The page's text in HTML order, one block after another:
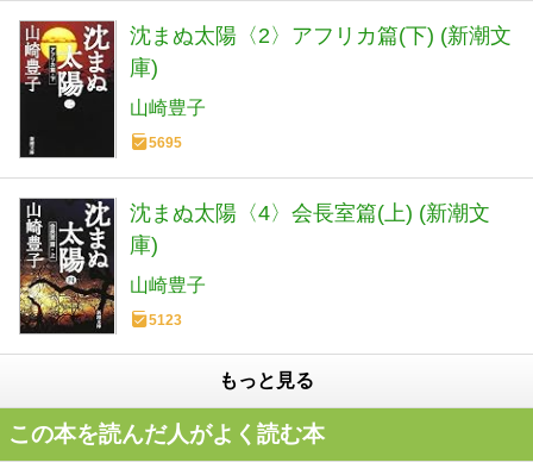
沈まぬ太陽〈2〉アフリカ篇(下) (新潮文
庫)
山崎豊子
5695
沈まぬ太陽〈4〉会長室篇(上) (新潮文
庫)
山崎豊子
5123
もっと見る
この本を読んだ人がよく読む本